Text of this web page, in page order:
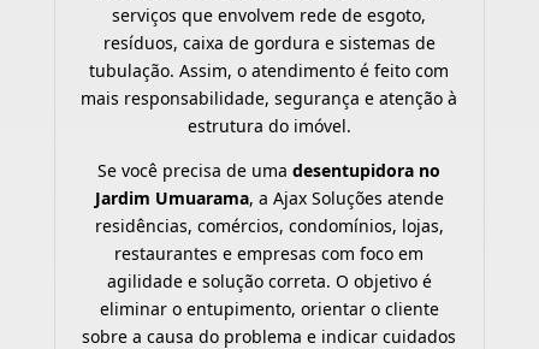
serviços que envolvem rede de esgoto,
resíduos, caixa de gordura e sistemas de
tubulação. Assim, o atendimento é feito com
mais responsabilidade, segurança e atenção à
estrutura do imóvel.
Se você precisa de umadesentupidora no
Jardim Umuarama, a Ajax Soluções atende
residências, comércios, condomínios, lojas,
restaurantes e empresas com foco em
agilidade e solução correta. O objetivo é
eliminar o entupimento, orientar o cliente
sobre a causa do problema e indicar cuidados